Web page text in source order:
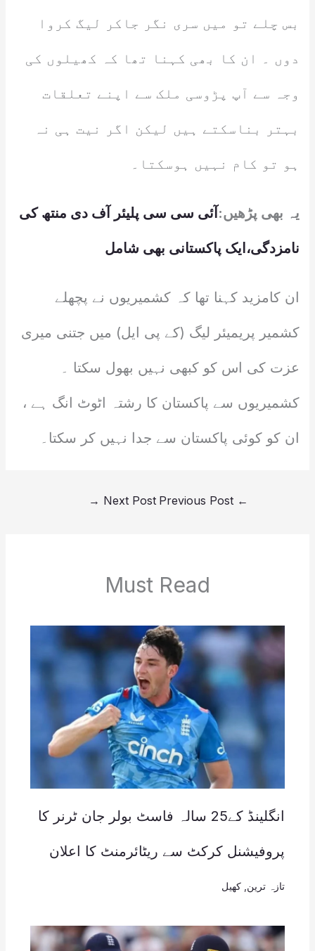
بس چلے تو میں سری نگر جاکر لیگ کروا
دوں ۔ ان کا بھی کہنا تھا کہ کھیلوں کی
وجہ سے آپ پڑوسی ملک سے اپنے تعلقات
بہتر بناسکتے ہیں لیکن اگر نیت ہی نہ
ہو تو کام نہیں ہوسکتا۔
یہ بھی پڑھیں: آئی سی سی پلیئر آف دی منتھ کی
نامزدگی،ایک پاکستانی بھی شامل
ان کامزید کہنا تھا کہ کشمیریوں نے پچھلے
کشمیر پریمیئر لیگ (کے پی ایل) میں جتنی میری
عزت کی اس کو کبھی نہیں بھول سکتا ۔
کشمیریوں سے پاکستان کا رشتہ اٹوٹ انگ ہے ،
ان کو کوئی پاکستان سے جدا نہیں کر سکتا۔
←
Next Post
→
Must Read
انگلینڈ کے25 سالہ فاسٹ بولر جان ٹرنر کا
پروفیشنل کرکٹ سے ریٹائرمنٹ کا اعلان
تازہ ترین کھیل